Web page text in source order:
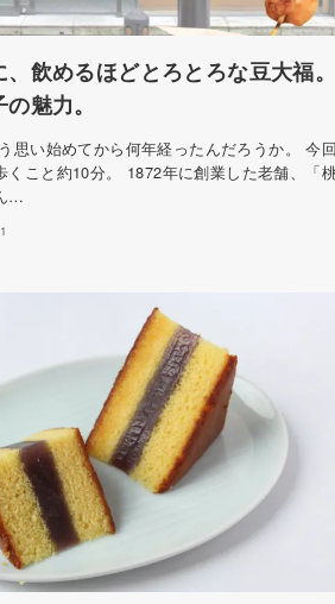
、飲めるほどとろとろな豆大福
魅力。
思い始めてから何年経ったんだろうか。 今
くこと約10分。 1872年に創業した老舗、「
…